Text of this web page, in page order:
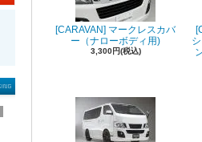
[CARAVAN] マークレスカバ
ー（ナローボディ用)
3,300円(税込)